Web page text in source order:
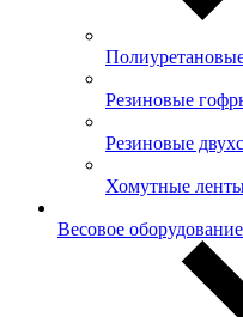
Резиновые
Резиновые
Хомутные
Весовое оборудование